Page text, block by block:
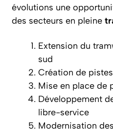
évolutions une
des secteurs en pleine
Extension du
sud
Création de
Mise en place de
Développement
libre-service
Modernisation